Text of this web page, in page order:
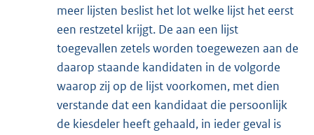
meer lijsten beslist het lot welke lijst het eerst
een restzetel krijgt. De aan een lijst
toegevallen zetels worden toegewezen aan de
daarop staande kandidaten in de volgorde
waarop zij op de lijst voorkomen, met dien
verstande dat een kandidaat die persoonlijk
de kiesdeler heeft gehaald, in ieder geval is